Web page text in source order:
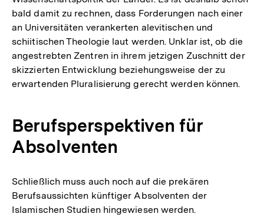
bald damit zu rechnen, dass Forderungen nach einer
an Universitäten verankerten alevitischen und
schiitischen Theologie laut werden. Unklar ist, ob die
angestrebten Zentren in ihrem jetzigen Zuschnitt der
skizzierten Entwicklung beziehungsweise der zu
erwartenden Pluralisierung gerecht werden können.
Berufsperspektiven für
Absolventen
Schließlich muss auch noch auf die prekären
Berufsaussichten künftiger Absolventen der
Islamischen Studien hingewiesen werden.